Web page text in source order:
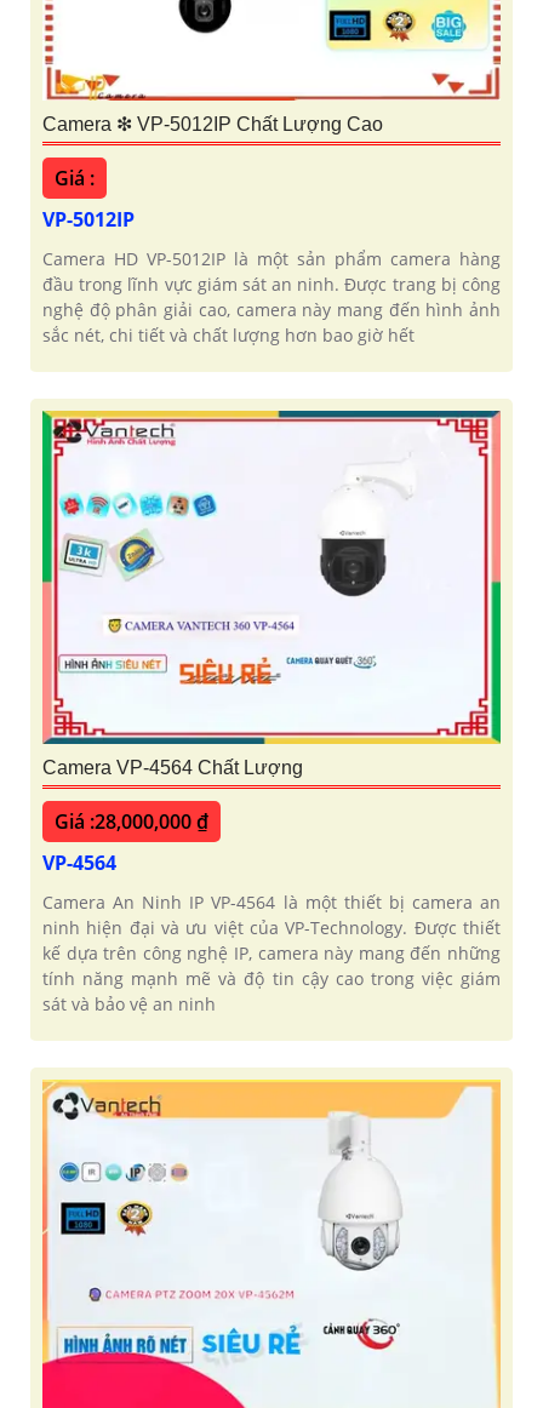
Camera ❇ VP-5012IP Chất Lượng Cao
Giá :
VP-5012IP
Camera HD VP-5012IP là một sản phẩm camera hàng
đầu trong lĩnh vực giám sát an ninh. Được trang bị công
nghệ độ phân giải cao, camera này mang đến hình ảnh
sắc nét, chi tiết và chất lượng hơn bao giờ hết
Camera VP-4564 Chất Lượng
Giá :28,000,000 ₫
VP-4564
Camera An Ninh IP VP-4564 là một thiết bị camera an
ninh hiện đại và ưu việt của VP-Technology. Được thiết
kế dựa trên công nghệ IP, camera này mang đến những
tính năng mạnh mẽ và độ tin cậy cao trong việc giám
sát và bảo vệ an ninh